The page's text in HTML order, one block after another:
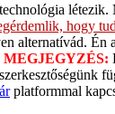
hogy
alternatívád. Én
platformmal